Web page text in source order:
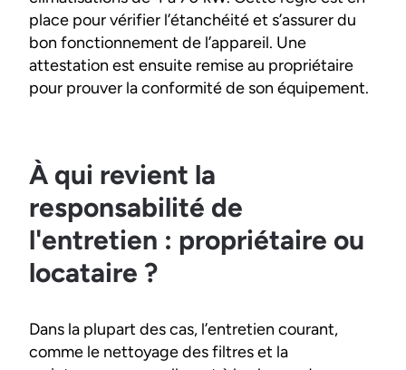
place pour vérifier l’étanchéité et s’assurer du
bon fonctionnement de l’appareil. Une
attestation est ensuite remise au propriétaire
pour prouver la conformité de son équipement.
À qui revient la
responsabilité de
l'entretien : propriétaire ou
locataire ?
Dans la plupart des cas, l’entretien courant,
comme le nettoyage des filtres et la